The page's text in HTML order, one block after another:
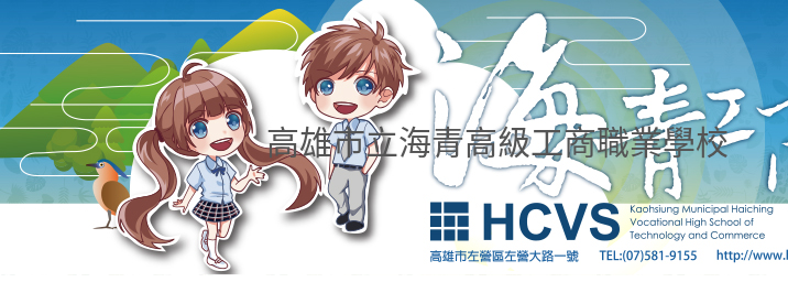
高雄市立海青高級工商職業學校